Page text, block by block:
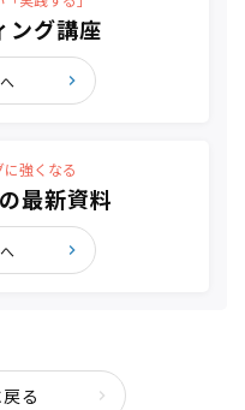
ング講座
強くなる
最新資料
る